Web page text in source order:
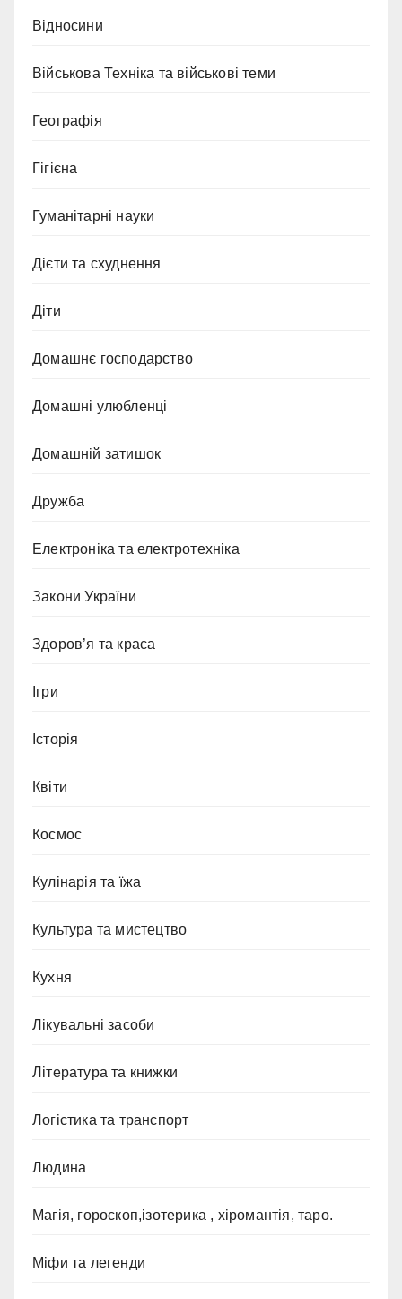
Відносини
Військова Техніка та військові теми
Географія
Гігієна
Гуманітарні науки
Дієти та схуднення
Діти
Домашнє господарство
Домашні улюбленці
Домашній затишок
Дружба
Електроніка та електротехніка
Закони України
Здоров’я та краса
Ігри
Історія
Квіти
Космос
Кулінарія та їжа
Культура та мистецтво
Кухня
Лікувальні засоби
Література та книжки
Логістика та транспорт
Людина
Магія, гороскоп,ізотерика , хіромантія, таро.
Міфи та легенди